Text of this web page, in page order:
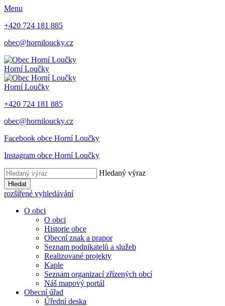
Menu
+420 724 181 885
obec@horniloucky.cz
Horní Loučky
Horní Loučky
+420 724 181 885
obec@horniloucky.cz
Facebook obce Horní Loučky
Instagram obce Horní Loučky
Hledaný výraz
Hledat
rozšířené vyhledávání
O obci
O obci
Historie obce
Obecní znak a prapor
Seznam podnikatelů a služeb
Realizované projekty
Kaple
Seznam organizací zřízených obcí
Náš mapový portál
Obecní úřad
Úřední deska